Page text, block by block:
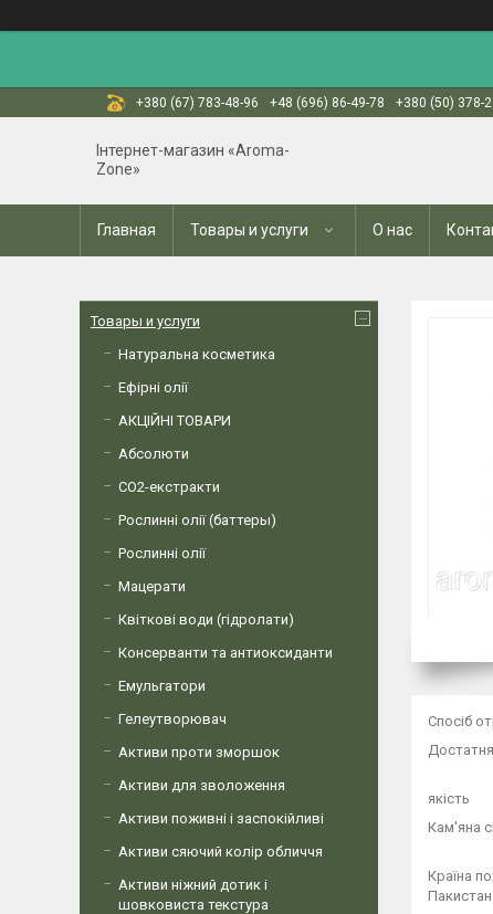
+380 (67) 783-48-96 +48 (696) 86-49-78 +380 (50) 378-
Інтернет-магазин «Aroma-
Zone»
Главная Товары и услуги О нас
Спосіб
якість
Кам'яна
Країна
Пакистан
Товары и услуги
Натуральна косметика
Ефірні олії
АКЦІЙНІ ТОВАРИ
Абсолюти
СО2-екстракти
Рослинні олії (баттеры)
Рослинні олії
Мацерати
Квіткові води (гідролати)
Консерванти та антиоксиданти
Емульгатори
Гелеутворювач
Активи проти зморшок
Активи для зволоження
Активи поживні і заспокійливі
Активи сяючий колір обличчя
Активи ніжний дотик і
шовковиста текстура